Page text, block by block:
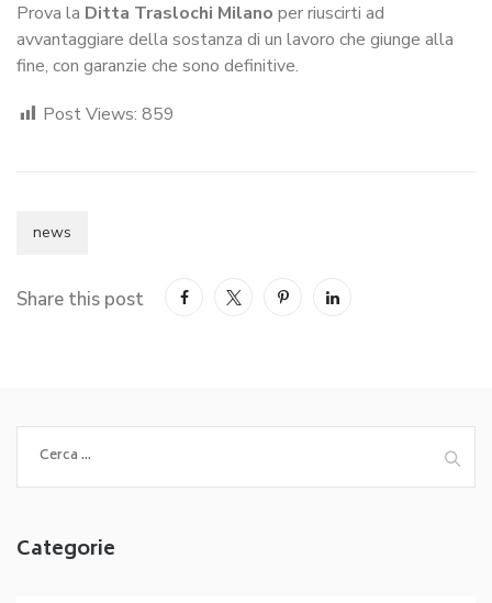
Prova la Ditta Traslochi Milano per riuscirti ad
avvantaggiare della sostanza di un lavoro che giunge alla
fine, con garanzie che sono definitive.
Post Views: 859
news
Share this post
per:
Categorie